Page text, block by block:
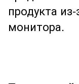
продукта
монитора.